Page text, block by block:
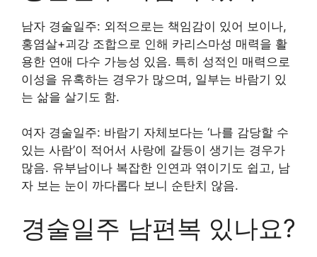
남자 경술일주: 외적으로는 책임감이 있어 보이나,
홍염살+괴강 조합으로 인해 카리스마성 매력을 활
용한 연애 다수 가능성 있음. 특히 성적인 매력으로
이성을 유혹하는 경우가 많으며, 일부는 바람기 있
는 삶을 살기도 함.
여자 경술일주: 바람기 자체보다는 ‘나를 감당할 수
있는 사람’이 적어서 사랑에 갈등이 생기는 경우가
많음. 유부남이나 복잡한 인연과 엮이기도 쉽고, 남
자 보는 눈이 까다롭다 보니 순탄치 않음.
경술일주 남편복 있나요?